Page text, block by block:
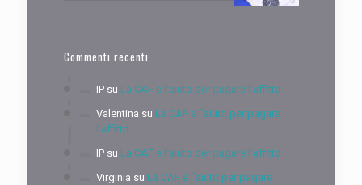
Commenti recenti
IPsu La CAF e l’aiuto per pagare l’affitto
Valentina su La CAF e l’aiuto per pagare
l’affitto
IPsu La CAF e l’aiuto per pagare l’affitto
Virginia su La CAF e l’aiuto per pagare